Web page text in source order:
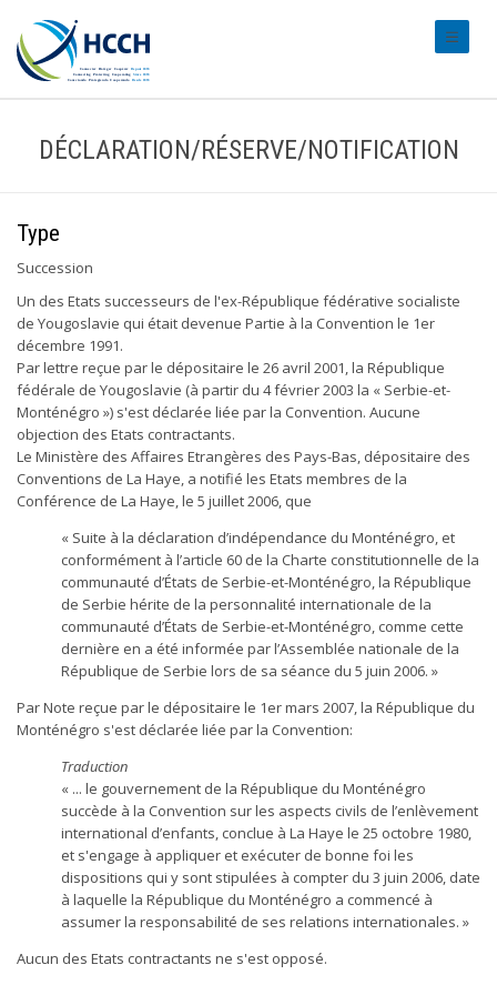
DÉCLARATION/RÉSERVE/NOTIFICATION
Type
Succession
Un des Etats successeurs de l'ex-République fédérative socialiste
de Yougoslavie qui était devenue Partie à la Convention le 1er
décembre 1991.
Par lettre reçue par le dépositaire le 26 avril 2001, la République
fédérale de Yougoslavie (à partir du 4 février 2003 la « Serbie-et-
Monténégro ») s'est déclarée liée par la Convention. Aucune
objection des Etats contractants.
Le Ministère des Affaires Etrangères des Pays-Bas, dépositaire des
Conventions de La Haye, a notifié les Etats membres de la
Conférence de La Haye, le 5 juillet 2006, que
« Suite à la déclaration d’indépendance du Monténégro, et
conformément à l’article 60 de la Charte constitutionnelle de la
communauté d’États de Serbie-et-Monténégro, la République
de Serbie hérite de la personnalité internationale de la
communauté d’États de Serbie-et-Monténégro, comme cette
dernière en a été informée par l’Assemblée nationale de la
République de Serbie lors de sa séance du 5 juin 2006. »
Par Note reçue par le dépositaire le 1er mars 2007, la République du
Monténégro s'est déclarée liée par la Convention:
Traduction
« ... le gouvernement de la République du Monténégro
succède à la Convention sur les aspects civils de l’enlèvement
international d’enfants, conclue à La Haye le 25 octobre 1980,
et s'engage à appliquer et exécuter de bonne foi les
dispositions qui y sont stipulées à compter du 3 juin 2006, date
à laquelle la République du Monténégro a commencé à
assumer la responsabilité de ses relations internationales. »
Aucun des Etats contractants ne s'est opposé.